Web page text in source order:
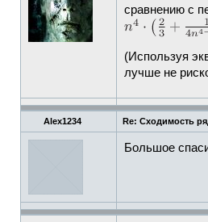
сравнению с
(Используя
лучше не
Alex1234 Re: Сходимость
Большое